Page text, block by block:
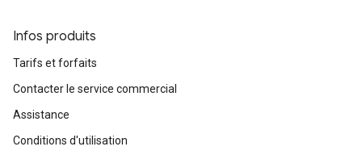
Infos produits
Tarifs et forfaits
Contacter le service commercial
Assistance
Conditions d'utilisation